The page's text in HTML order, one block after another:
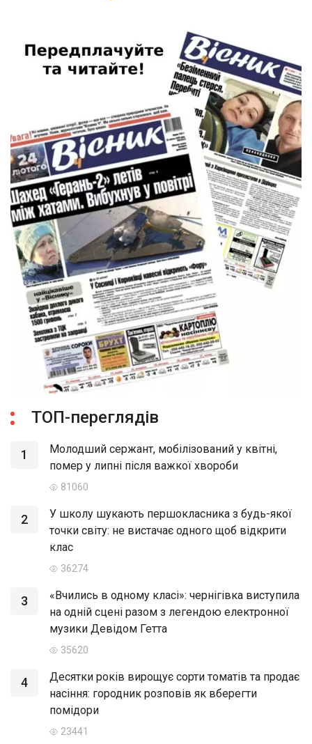
ТОП-переглядів
1
Молодший сержант, мобілізований у квітні,
помер у липні після важкої хвороби
81060
2
У школу шукають першокласника з будь-якої
точки світу: не вистачає одного щоб відкрити
клас
36274
3
«Вчились в одному класі»: чернігівка виступила
на одній сцені разом з легендою електронної
музики Девідом Гетта
35620
4
Десятки років вирощує сорти томатів та продає
насіння: городник розповів як вберегти
помідори
23441